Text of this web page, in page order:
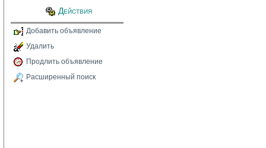
Действия
Добавить объявление
Удалить
Продлить объявление
Расширенный поиск